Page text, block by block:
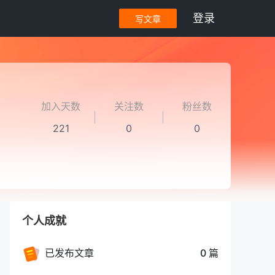
写文章 登录
加入天数
221
关注数
0
粉丝数
0
个人成就
已发布文章 0 篇